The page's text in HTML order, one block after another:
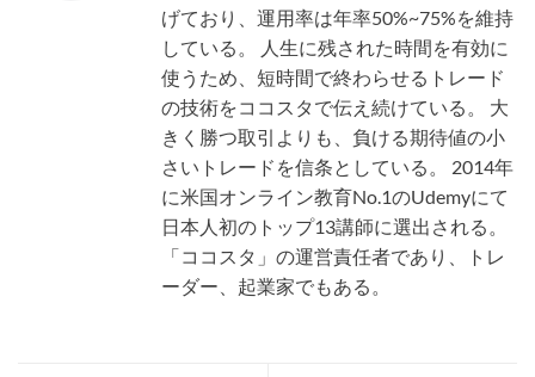
げており、運用率は年率50%~75%を維持
している。 人生に残された時間を有効に
使うため、短時間で終わらせるトレード
の技術をココスタで伝え続けている。 大
きく勝つ取引よりも、負ける期待値の小
さいトレードを信条としている。 2014年
に米国オンライン教育No.1のUdemyにて
日本人初のトップ13講師に選出される。
「ココスタ」の運営責任者であり、トレ
ーダー、起業家でもある。